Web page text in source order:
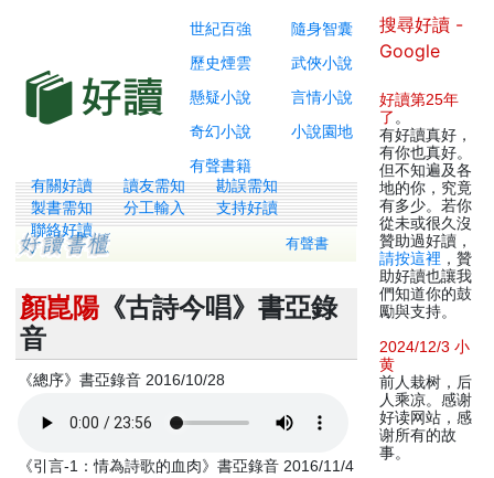
世紀百強
隨身智囊
歷史煙雲
武俠小說
懸疑小說
言情小說
奇幻小說
小說園地
有聲書籍
有關好讀 讀友需知
勘誤需知
製書需知
分工輸入
支持好讀
聯絡好讀
有聲書
顏崑陽 《古詩今唱》書亞錄
音
《總序》書亞錄音 2016/10/28
《引言-1：情為詩歌的血肉》書亞錄音 2016/11/4
搜尋好讀 -
Google
好讀第25年
了 。
有好讀真好，
有你也真好。
但不知遍及各
地的你，究竟
有多少。若你
從未或很久沒
贊助過好讀，
請按這裡 ，贊
助好讀也讓我
們知道你的鼓
勵與支持。
2024/12/3 小
黄
前人栽树，后
人乘凉。感谢
好读网站，感
谢所有的故
事。